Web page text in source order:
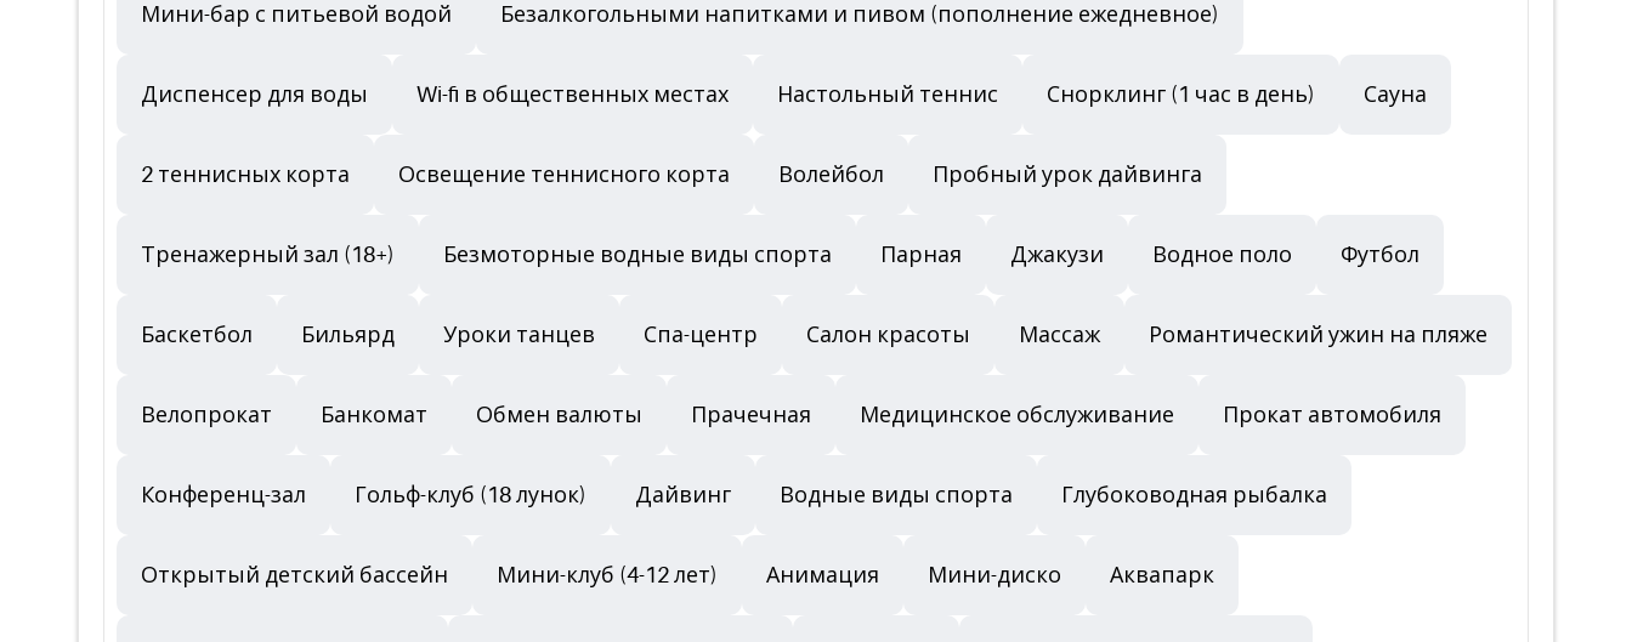
Мини-бар с питьевой водой Безалкогольными напитками и пивом (пополнение ежедневное)
Диспенсер для воды Wi-fi в общественных местах Настольный теннис Снорклинг (1 час в день) Сауна
2 теннисных корта Освещение теннисного корта Волейбол Пробный урок дайвинга
Тренажерный зал (18+) Безмоторные водные виды спорта Парная Джакузи Водное поло Футбол
Баскетбол Бильярд Уроки танцев Спа-центр Салон красоты Массаж Романтический ужин на пляже
Велопрокат Банкомат Обмен валюты Прачечная Медицинское обслуживание Прокат автомобиля
Конференц-зал Гольф-клуб (18 лунок) Дайвинг Водные виды спорта Глубоководная рыбалка
Открытый детский бассейн Мини-клуб (4-12 лет) Анимация Мини-диско Аквапарк